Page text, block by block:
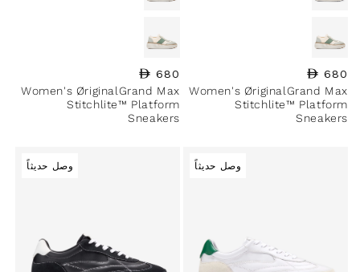
السعر العادي
680
Women's ØriginalGrand Max
Stitchlite™ Platform
Sneakers
السعر العادي
680
Women's ØriginalGrand Max
Stitchlite™ Platform
Sneakers
وصل حديثاً وصل حديثاً